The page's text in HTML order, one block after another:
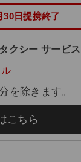
30日提携終了
クシー サービス
を除きます。
こちら